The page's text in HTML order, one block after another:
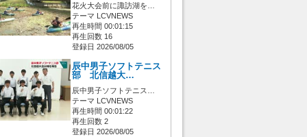
花火大会前に諏訪湖を…
テーマ LCVNEWS
再生時間 00:01:15
再生回数 16
登録日 2026/08/05
辰中男子ソフトテニス
部 北信越大…
辰中男子ソフトテニス…
テーマ LCVNEWS
再生時間 00:01:22
再生回数 2
登録日 2026/08/05